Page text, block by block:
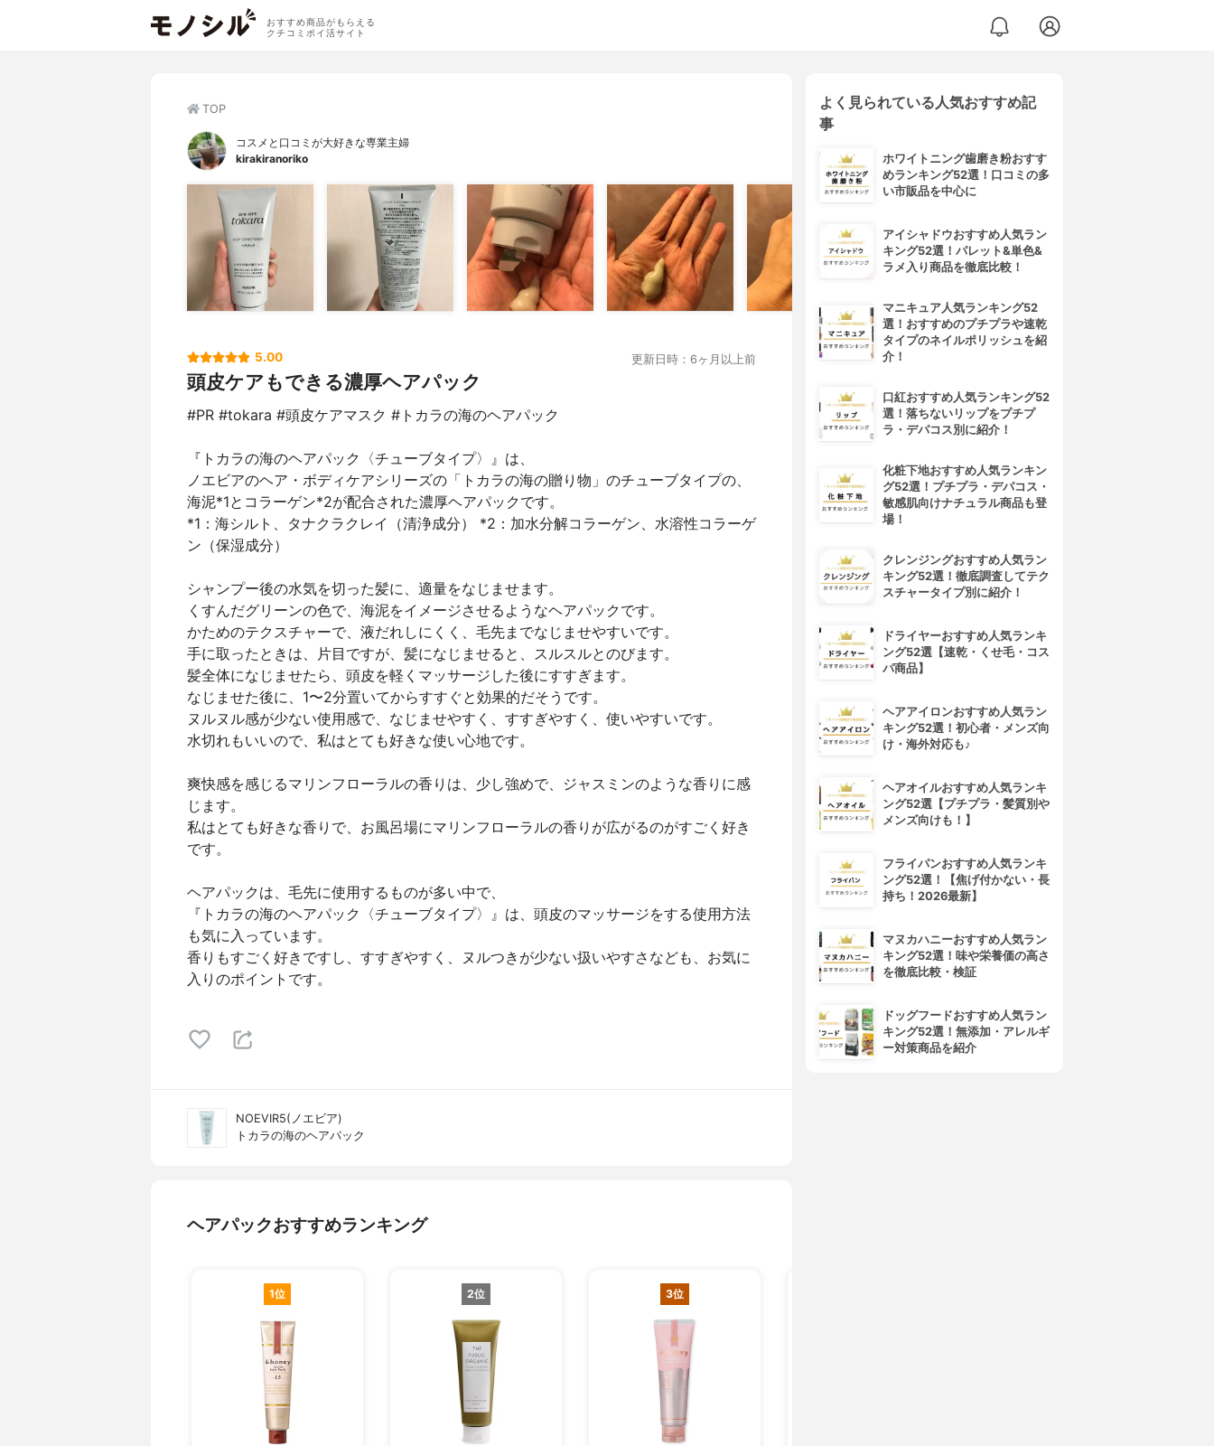
おすすめ商品がもらえる
クチコミポイ活サイト
TOP
コスメと口コミが大好きな専業主婦
kirakiranoriko
5.00 更新日時：6ヶ月以上前
頭皮ケアもできる濃厚ヘアパック
#PR #tokara #頭皮ケアマスク #トカラの海のヘアパック
『トカラの海のヘアパック〈チューブタイプ〉』は、
ノエビアのヘア・ボディケアシリーズの「トカラの海の贈り物」のチューブタイプの、
海泥*1とコラーゲン*2が配合された濃厚ヘアパックです。
*1：海シルト、タナクラクレイ（清浄成分） *2：加水分解コラーゲン、水溶性コラーゲ
ン（保湿成分）
シャンプー後の水気を切った髪に、適量をなじませます。
くすんだグリーンの色で、海泥をイメージさせるようなヘアパックです。
かためのテクスチャーで、液だれしにくく、毛先までなじませやすいです。
手に取ったときは、片目ですが、髪になじませると、スルスルとのびます。
髪全体になじませたら、頭皮を軽くマッサージした後にすすぎます。
なじませた後に、1〜2分置いてからすすぐと効果的だそうです。
ヌルヌル感が少ない使用感で、なじませやすく、すすぎやすく、使いやすいです。
水切れもいいので、私はとても好きな使い心地です。
爽快感を感じるマリンフローラルの香りは、少し強めで、ジャスミンのような香りに感
じます。
私はとても好きな香りで、お風呂場にマリンフローラルの香りが広がるのがすごく好き
です。
ヘアパックは、毛先に使用するものが多い中で、
『トカラの海のヘアパック〈チューブタイプ〉』は、頭皮のマッサージをする使用方法
も気に入っています。
香りもすごく好きですし、すすぎやすく、ヌルつきが少ない扱いやすさなども、お気に
入りのポイントです。
NOEVIR5(ノエビア)
トカラの海のヘアパック
ヘアパックおすすめランキング
1位 2位 3位
よく見られている人気おすすめ記
事
ホワイトニング歯磨き粉おすす
めランキング52選！口コミの多
い市販品を中心に
アイシャドウおすすめ人気ラン
キング52選！パレット&単色&
ラメ入り商品を徹底比較！
マニキュア人気ランキング52
選！おすすめのプチプラや速乾
タイプのネイルポリッシュを紹
介！
口紅おすすめ人気ランキング52
選！落ちないリップをプチプ
ラ・デパコス別に紹介！
化粧下地おすすめ人気ランキン
グ52選！プチプラ・デパコス・
敏感肌向けナチュラル商品も登
場！
クレンジングおすすめ人気ラン
キング52選！徹底調査してテク
スチャータイプ別に紹介！
ドライヤーおすすめ人気ランキ
ング52選【速乾・くせ毛・コス
パ商品】
ヘアアイロンおすすめ人気ラン
キング52選！初心者・メンズ向
け・海外対応も♪
ヘアオイルおすすめ人気ランキ
ング52選【プチプラ・髪質別や
メンズ向けも！】
フライパンおすすめ人気ランキ
ング52選！【焦げ付かない・長
持ち！2026最新】
マヌカハニーおすすめ人気ラン
キング52選！味や栄養価の高さ
を徹底比較・検証
ドッグフードおすすめ人気ラン
キング52選！無添加・アレルギ
ー対策商品を紹介